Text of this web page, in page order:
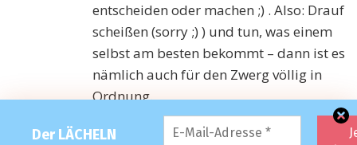
entscheiden oder machen ;) . Also: Drauf
scheißen (sorry ;) ) und tun, was einem
selbst am besten bekommt – dann ist es
nämlich auch für den Zwerg völlig in
Ordnung.
Ich für meinen Teil werde wohl vorerst
Der LÄCHELN